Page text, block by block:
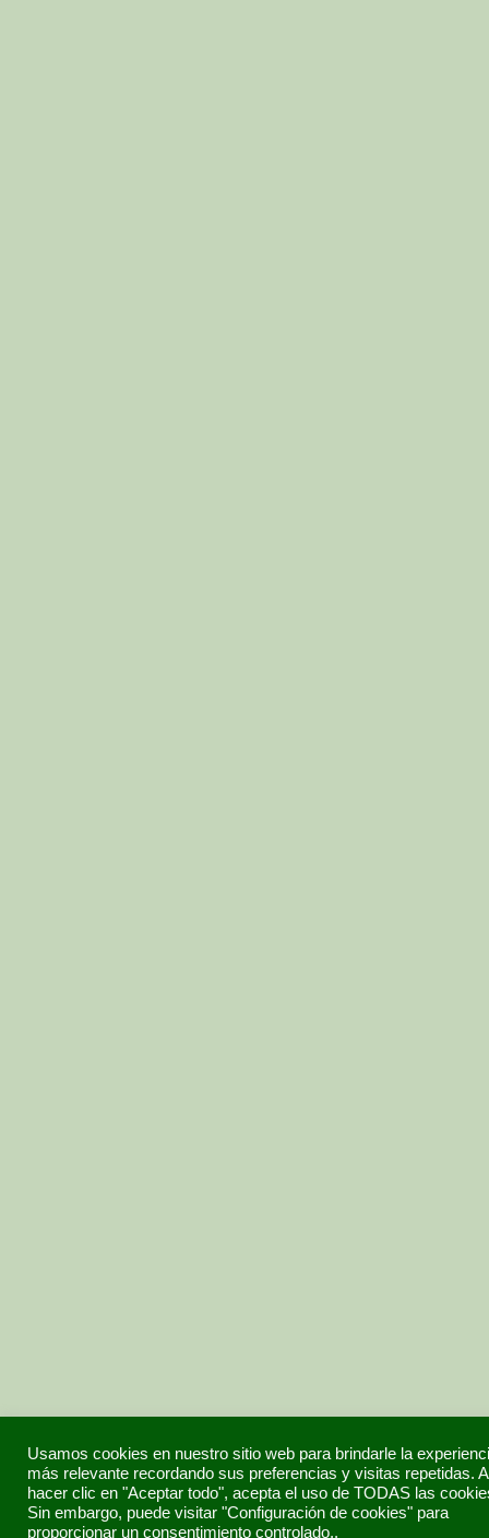
Usamos cookies en nuestro sitio web para brindarle la
más relevante recordando sus preferencias y visitas repetidas.
hacer clic en "Aceptar todo", acepta el uso de TODAS las
Sin embargo, puede visitar "Configuración de cookies" para
proporcionar un consentimiento controlado..